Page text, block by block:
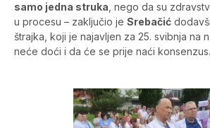
samo jedna struka, nego da su
u procesu – zaključio je Srebačić
štrajka, koji je najavljen za 25. svibnja na
neće doći i da će se prije naći konsenzus.